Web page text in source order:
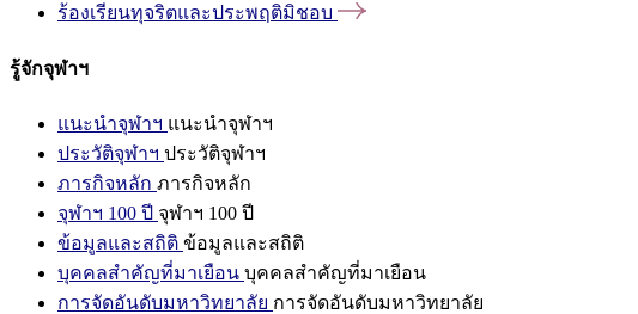
ร้องเรียนทุจริตและประพฤติมิชอบ
รู้จักจุฬาฯ
แนะนำจุฬาฯ แนะนำจุฬาฯ
ประวัติจุฬาฯ ประวัติจุฬาฯ
ภารกิจหลัก ภารกิจหลัก
จุฬาฯ 100 ปี จุฬาฯ 100 ปี
ข้อมูลและสถิติ ข้อมูลและสถิติ
บุคคลสำคัญที่มาเยือน บุคคลสำคัญที่มาเยือน
การจัดอันดับมหาวิทยาลัย การจัดอันดับมหาวิทยาลัย